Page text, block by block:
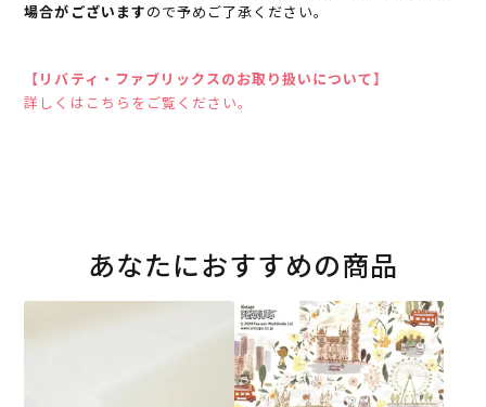
場合がございますので予めご了承ください。
【リバティ・ファブリックスのお取り扱いについて】
詳しくはこちらをご覧ください。
あなたにおすすめの商品